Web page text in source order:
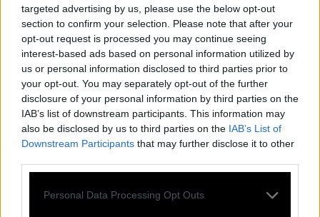
targeted advertising by us, please use the below opt-out
section to confirm your selection. Please note that after your
opt-out request is processed you may continue seeing
interest-based ads based on personal information utilized by
us or personal information disclosed to third parties prior to
your opt-out. You may separately opt-out of the further
disclosure of your personal information by third parties on the
IAB’s list of downstream participants. This information may
also be disclosed by us to third parties on the IAB’s List of
Downstream Participants that may further disclose it to other
Personal Data Processing Opt Outs